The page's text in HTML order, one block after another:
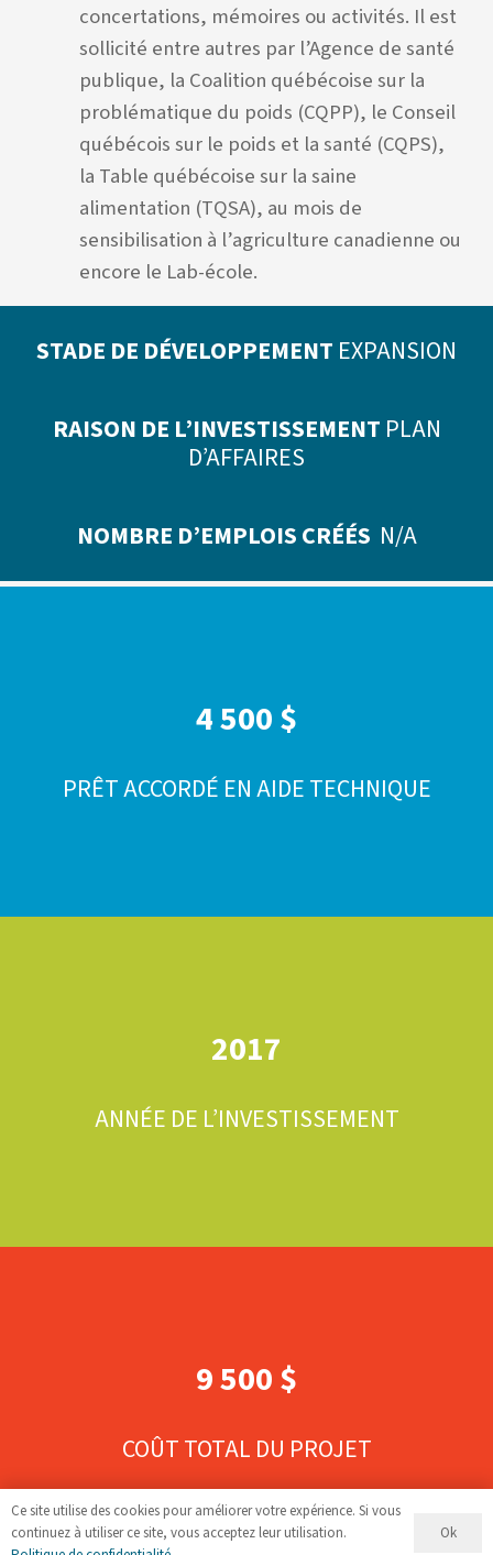
concertations, mémoires ou activités. Il est
sollicité entre autres par l’Agence de santé
publique, la Coalition québécoise sur la
problématique du poids (CQPP), le Conseil
québécois sur le poids et la santé (CQPS),
la Table québécoise sur la saine
alimentation (TQSA), au mois de
sensibilisation à l’agriculture canadienne ou
encore le Lab-école.
STADE DE DÉVELOPPEMENT EXPANSION
RAISON DE L’INVESTISSEMENT PLAN
D’AFFAIRES
NOMBRE D’EMPLOIS CRÉÉS N/A
4 500 $
PRÊT ACCORDÉ EN AIDE TECHNIQUE
2017
ANNÉE DE L’INVESTISSEMENT
9 500 $
COÛT TOTAL DU PROJET
Ce site utilise des cookies pour améliorer votre expérience. Si vous
continuez à utiliser ce site, vous acceptez leur utilisation.
Ok